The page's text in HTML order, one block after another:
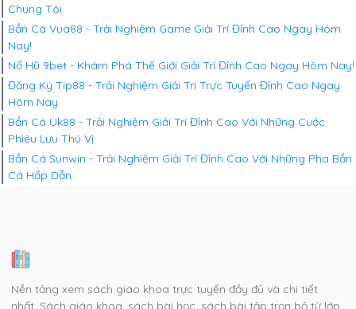
Chúng Tôi
Bắn Cá Vua88 - Trải Nghiệm Game Giải Trí Đỉnh Cao Ngay Hôm
Nay!
Nổ Hũ 9bet - Khám Phá Thế Giới Giải Trí Đỉnh Cao Ngay Hôm Nay!
Đăng Ký Tip88 - Trải Nghiệm Giải Trí Trực Tuyến Đỉnh Cao Ngay
Hôm Nay
Bắn Cá Uk88 - Trải Nghiệm Giải Trí Đỉnh Cao Với Những Cuộc
Phiêu Lưu Thú Vị
Bắn Cá Sunwin - Trải Nghiệm Giải Trí Đỉnh Cao Với Những Pha Bắn
Cá Hấp Dẫn
Nền tảng xem sách giáo khoa trực tuyến đầy đủ và chi tiết
nhất. Sách giáo khoa, sách bài học, sách bài tập trọn bộ từ lớp